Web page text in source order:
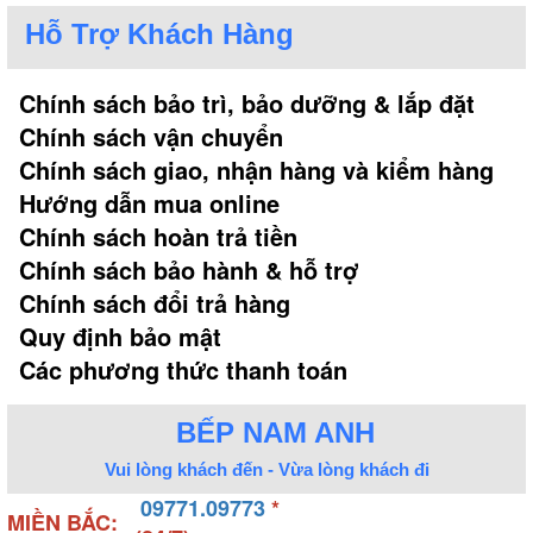
Đánh giá về thiết kế của bếp điện từ Rinnai
3. Công suất
7kW/h/lò giúp bạn nấu ăn cùng một lúc nhiều món
nhanh chóng và tiện lợi hơn. Dễ dàng chế biến các
món ăn như hầm, hâm nóng hoặc chiên xào và dễ
Hỗ Trợ Khách Hàng
Chính sách bảo trì, bảo dưỡng & lắp đặt
Chính sách vận chuyển
Chính sách giao, nhận hàng và kiểm hàng
Hướng dẫn mua online
Chính sách hoàn trả tiền
Chính sách bảo hành & hỗ trợ
Chính sách đổi trả hàng
Quy định bảo mật
Các phương thức thanh toán
BẾP NAM ANH
Vui lòng khách đến - Vừa lòng khách đi
MIỀN BẮC: 09771.09773*